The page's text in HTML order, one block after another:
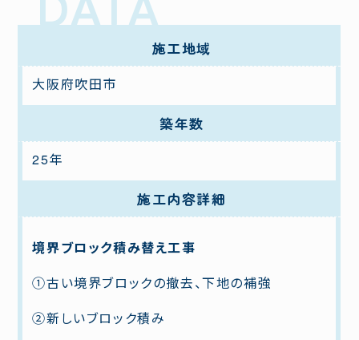
施工地域
大阪府吹田市
築年数
25年
施工内容詳細
境界ブロック積み替え工事
①古い境界ブロックの撤去、下地の補強
②新しいブロック積み